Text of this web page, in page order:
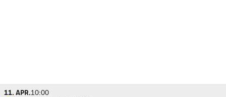
11. APR.10:00